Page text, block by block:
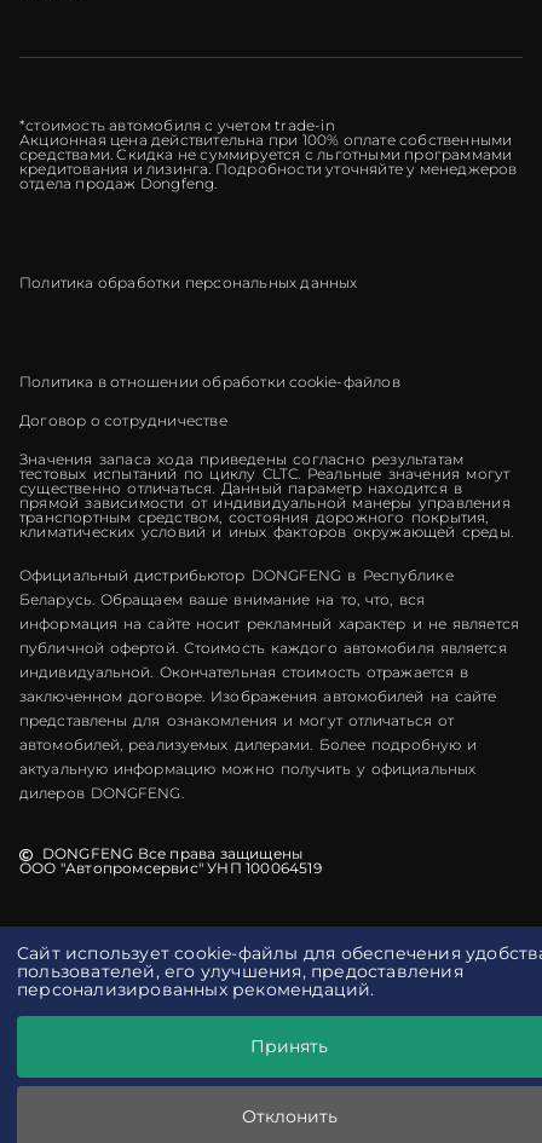
*стоимость автомобиля с учетом trade-in
Акционная цена действительна при 100% оплате собственными
средствами. Скидка не суммируется с льготными программами
кредитования и лизинга. Подробности уточняйте у менеджеров
отдела продаж Dongfeng.
Политика обработки персональных данных
Политика в отношении обработки cookie-файлов
Договор о сотрудничестве
Значения запаса хода приведены согласно результатам
тестовых испытаний по циклу CLTC. Реальные значения могут
существенно отличаться. Данный параметр находится в
прямой зависимости от индивидуальной манеры управления
транспортным средством, состояния дорожного покрытия,
климатических условий и иных факторов окружающей среды.
Официальный дистрибьютор DONGFENG в Республике
Беларусь. Обращаем ваше внимание на то, что, вся
информация на сайте носит рекламный характер и не является
публичной офертой. Стоимость каждого автомобиля является
индивидуальной. Окончательная стоимость отражается в
заключенном договоре. Изображения автомобилей на сайте
представлены для ознакомления и могут отличаться от
автомобилей, реализуемых дилерами. Более подробную и
актуальную информацию можно получить у официальных
дилеров DONGFENG.
DONGFENG Все права защищены
ООО "Автопромсервис" УНП 100064519
Cайт использует cookie-файлы для обеспечения
пользователей, его улучшения, предоставления
персонализированных рекомендаций.
Отклонить
Принять